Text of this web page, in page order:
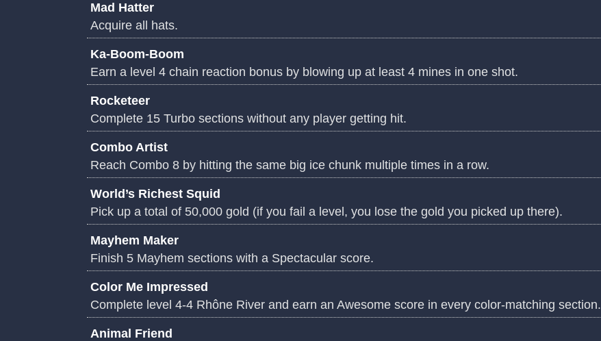
Mad Hatter
Acquire all hats.
Ka-Boom-Boom
Earn a level 4 chain reaction bonus by blowing up at least 4 mines in one shot.
Rocketeer
Complete 15 Turbo sections without any player getting hit.
Combo Artist
Reach Combo 8 by hitting the same big ice chunk multiple times in a row.
World’s Richest Squid
Pick up a total of 50,000 gold (if you fail a level, you lose the gold you picked up there).
Mayhem Maker
Finish 5 Mayhem sections with a Spectacular score.
Color Me Impressed
Complete level 4-4 Rhône River and earn an Awesome score in every color-matching section.
Animal Friend